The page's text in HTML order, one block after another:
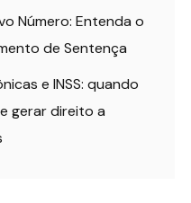
Número: Entenda o
de Sentença
e INSS: quando
gerar direito a